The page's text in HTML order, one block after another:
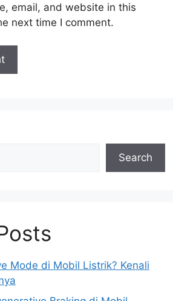
email, and website in this
next time I comment.
Search
Mode di Mobil Listrik? Kenali